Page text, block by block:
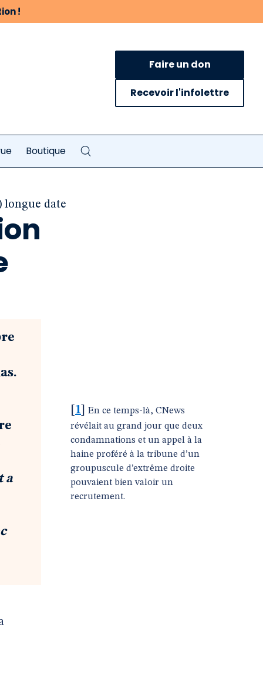
!
Faire un don
Recevoir l'infolettre
Boutique
longue date
a
1
En ce temps-là, CNews
révélait au grand jour que deux
condamnations et un appel à la
haine proféré à la tribune d’un
groupuscule d’extrême droite
pouvaient bien valoir un
recrutement.